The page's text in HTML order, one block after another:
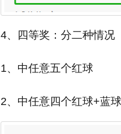
4、四等奖：分二种情况
1、中任意五个红球
2、中任意四个红球+蓝球